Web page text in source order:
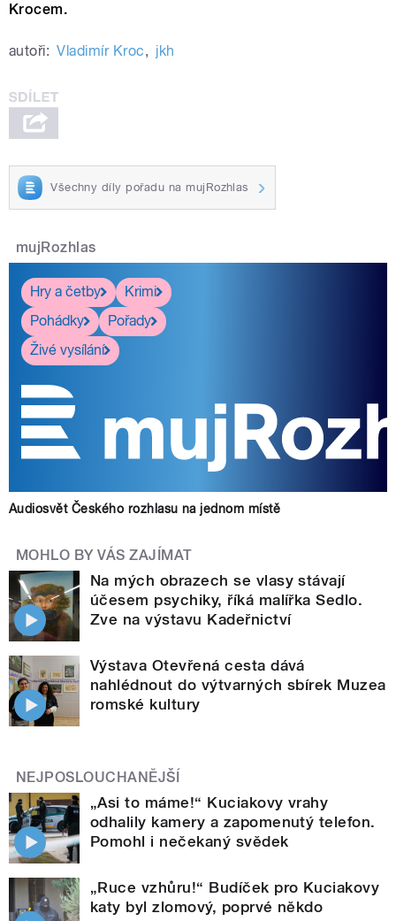
Krocem.
autoři: Vladimír Kroc, jkh
Všechny díly pořadu na mujRozhlas
mujRozhlas
Hry a četby
Krimi
Pohádky
Pořady
Živé vysílání
Audiosvět Českého rozhlasu na jednom místě
MOHLO BY VÁS ZAJÍMAT
Na mých obrazech se vlasy stávají
účesem psychiky, říká malířka Sedlo.
Zve na výstavu Kadeřnictví
Výstava Otevřená cesta dává
nahlédnout do výtvarných sbírek Muzea
romské kultury
NEJPOSLOUCHANĚJŠÍ
„Asi to máme!“ Kuciakovy vrahy
odhalily kamery a zapomenutý telefon.
Pomohl i nečekaný svědek
„Ruce vzhůru!“ Budíček pro Kuciakovy
katy byl zlomový, poprvé někdo